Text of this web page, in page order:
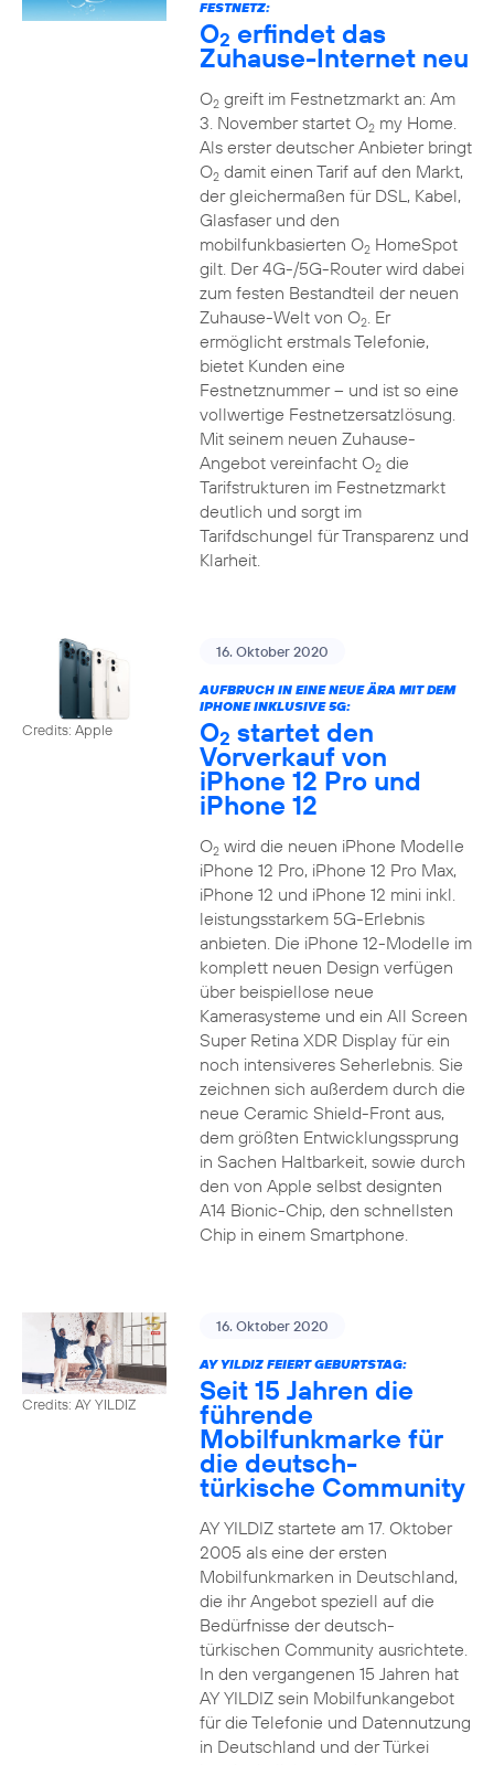
FESTNETZ:
O2 erfindet das
Zuhause-Internet neu
O2greift im Festnetzmarkt an: Am
3. November startet O2my Home.
Als erster deutscher Anbieter bringt
O2damit einen Tarif auf den Markt,
der gleichermaßen für DSL, Kabel,
Glasfaser und den
mobilfunkbasierten O2HomeSpot
gilt. Der 4G-/5G-Router wird dabei
zum festen Bestandteil der neuen
Zuhause-Welt von O2. Er
ermöglicht erstmals Telefonie,
bietet Kunden eine
Festnetznummer – und ist so eine
vollwertige Festnetzersatzlösung.
Mit seinem neuen Zuhause-
Angebot vereinfacht O2die
Tarifstrukturen im Festnetzmarkt
deutlich und sorgt im
Tarifdschungel für Transparenz und
Klarheit.
Credits: Apple
16. Oktober 2020
AUFBRUCH IN EINE NEUE ÄRA MIT DEM
IPHONE INKLUSIVE 5G:
O2 startet den
Vorverkauf von
iPhone 12 Pro und
iPhone 12
O2wird die neuen iPhone Modelle
iPhone 12 Pro, iPhone 12 Pro Max,
iPhone 12 und iPhone 12 mini inkl.
leistungsstarkem 5G-Erlebnis
anbieten. Die iPhone 12-Modelle im
komplett neuen Design verfügen
über beispiellose neue
Kamerasysteme und ein All Screen
Super Retina XDR Display für ein
noch intensiveres Seherlebnis. Sie
zeichnen sich außerdem durch die
neue Ceramic Shield-Front aus,
dem größten Entwicklungssprung
in Sachen Haltbarkeit, sowie durch
den von Apple selbst designten
A14 Bionic-Chip, den schnellsten
Chip in einem Smartphone.
Credits: AY YILDIZ
16. Oktober 2020
AY YILDIZ FEIERT GEBURTSTAG:
Seit 15 Jahren die
führende
Mobilfunkmarke für
die deutsch-
türkische Community
AY YILDIZ startete am 17. Oktober
2005 als eine der ersten
Mobilfunkmarken in Deutschland,
die ihr Angebot speziell auf die
Bedürfnisse der deutsch-
türkischen Community ausrichtete.
In den vergangenen 15 Jahren hat
AY YILDIZ sein Mobilfunkangebot
für die Telefonie und Datennutzung
in Deutschland und der Türkei